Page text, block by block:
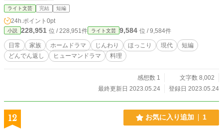
ライト文芸 完結 短編
24h.ポイント 0pt
小説 228,951 位 / 228,951件 ライト文芸 9,584 位 / 9,584件
日常 家族 ホームドラマ じんわり ほっこり 現代
短編
どんでん返し
ヒューマンドラマ 料理
感想数 1
文字数 8,002
最終更新日 2023.05.24
登録日 2023.05.24
12 お気に入り追加 1